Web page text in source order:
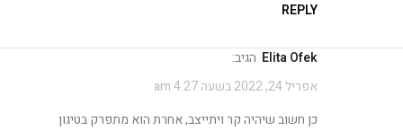
REPLY
Elita Ofek
הגיב:
אפריל 24, 2022 בשעה 4:27 am
כן חשוב שיהיה קר ויתייצב, אחרת הוא מתפרק בטיגון